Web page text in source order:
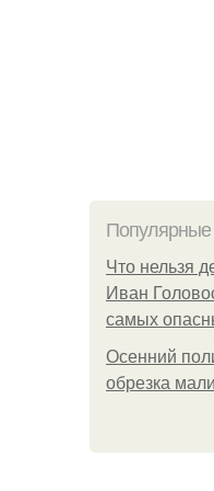
Что нельзя
Иван
самых
Осенний
обрезка